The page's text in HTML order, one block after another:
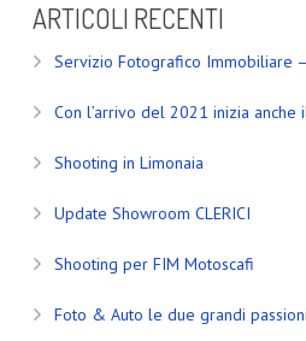
ARTICOLI RECENTI
Servizio Fotografico Immobiliare
Con l’arrivo del 2021 inizia anche
Shooting in Limonaia
Update Showroom CLERICI
Shooting per FIM Motoscafi
Foto & Auto le due grandi